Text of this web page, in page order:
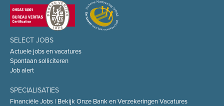
SELECT JOBS
Actuele jobs en vacatures
Spontaan solliciteren
Job alert
SPECIALISATIES
Financiële Jobs | Bekijk Onze Bank en Verzekeringen Vacatures